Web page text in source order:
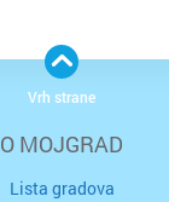
O MOJGRAD
Lista gradova
Vrh strane